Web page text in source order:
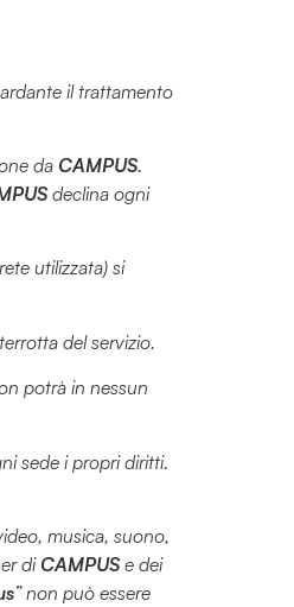
il trattamento
da CAMPUS.
declina ogni
utilizzata) si
del servizio.
potrà in nessun
sede i propri diritti.
musica, suono,
di CAMPUS e dei
” non può essere